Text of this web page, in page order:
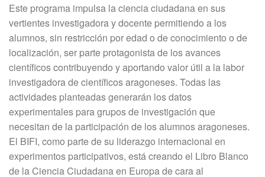
Este programa impulsa la ciencia ciudadana en sus
vertientes investigadora y docente permitiendo a los
alumnos, sin restricción por edad o de conocimiento o de
localización, ser parte protagonista de los avances
científicos contribuyendo y aportando valor útil a la labor
investigadora de científicos aragoneses. Todas las
actividades planteadas generarán los datos
experimentales para grupos de investigación que
necesitan de la participación de los alumnos aragoneses.
El BIFI, como parte de su liderazgo internacional en
experimentos participativos, está creando el Libro Blanco
de la Ciencia Ciudadana en Europa de cara al